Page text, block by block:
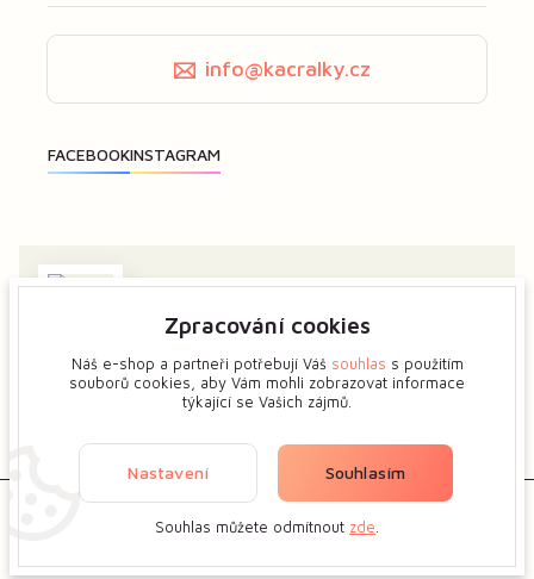
Vložit do košíku
Zajímá vás má tvorba? Dejte mi předem vědět a ukážeme
Zobrazit na mapě
info@kacralky.cz
Zpracování cookies
Náš e-shop a partneři potřebují Váš souhlas s použitím
souborů cookies, aby Vám mohli zobrazovat informace
týkající se Vašich zájmů.
Nastavení Souhlasím
Souhlas můžete odmítnout zde.